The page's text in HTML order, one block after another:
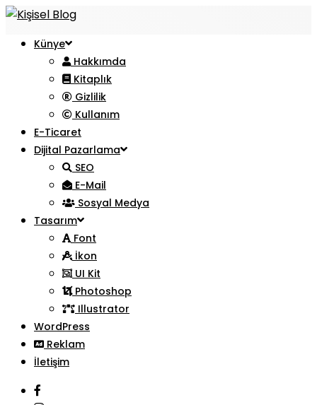
Künye
Hakkımda
Kitaplık
Gizlilik
Kullanım
E-Ticaret
Dijital Pazarlama
SEO
E-Mail
Sosyal Medya
Tasarım
Font
İkon
UI Kit
Photoshop
Illustrator
WordPress
Reklam
İletişim